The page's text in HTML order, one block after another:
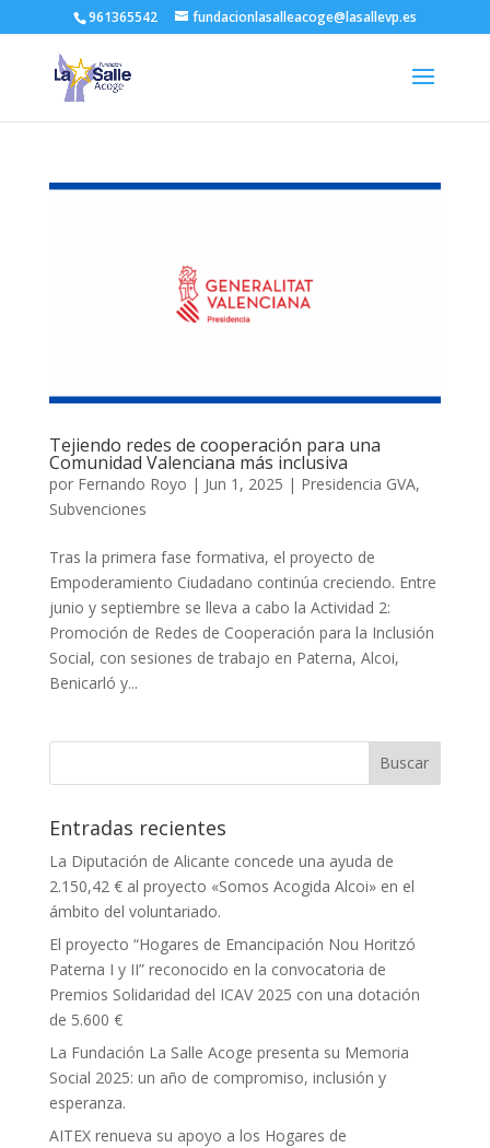
961365542 fundacionlasalleacoge@lasallevp.es
Tejiendo redes de cooperación para una
Comunidad Valenciana más inclusiva
por Fernando Royo | Jun 1, 2025 | Presidencia GVA,
Subvenciones
Tras la primera fase formativa, el proyecto de
Empoderamiento Ciudadano continúa creciendo. Entre
junio y septiembre se lleva a cabo la Actividad 2:
Promoción de Redes de Cooperación para la Inclusión
Social, con sesiones de trabajo en Paterna, Alcoi,
Benicarló y...
Entradas recientes
La Diputación de Alicante concede una ayuda de
2.150,42 € al proyecto «Somos Acogida Alcoi» en el
ámbito del voluntariado.
El proyecto “Hogares de Emancipación Nou Horitzó
Paterna I y II” reconocido en la convocatoria de
Premios Solidaridad del ICAV 2025 con una dotación
de 5.600 €
La Fundación La Salle Acoge presenta su Memoria
Social 2025: un año de compromiso, inclusión y
esperanza.
AITEX renueva su apoyo a los Hogares de